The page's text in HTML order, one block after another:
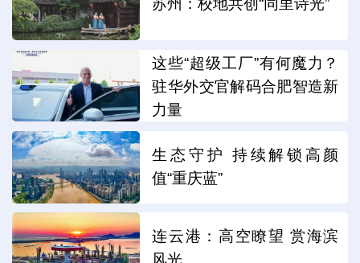
苏州：校地共创“同里诗光”
这些“超级工厂”有何魔力？
驻华外交官解码合肥智造新
力量
生态守护 持续解锁高颜
值“重庆蓝”
连云港：高空瞭望 赏海滨